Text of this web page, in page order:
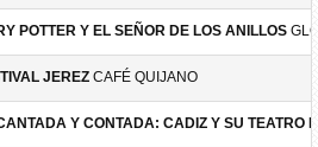
POTTER Y EL SEÑOR DE LOS ANILLOS
JEREZ CAFÉ QUIJANO
Y CONTADA: CADIZ Y SU TEATRO